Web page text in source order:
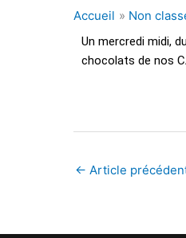
Accueil Non
Un mercredi midi,
chocolats de nos
← Article